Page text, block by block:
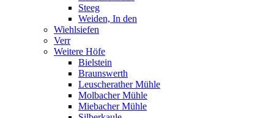
Steeg
Weiden, In den
Wiehlsiefen
Verr
Weitere Höfe
Bielstein
Braunswerth
Leuscherather Mühle
Molbacher Mühle
Miebacher Mühle